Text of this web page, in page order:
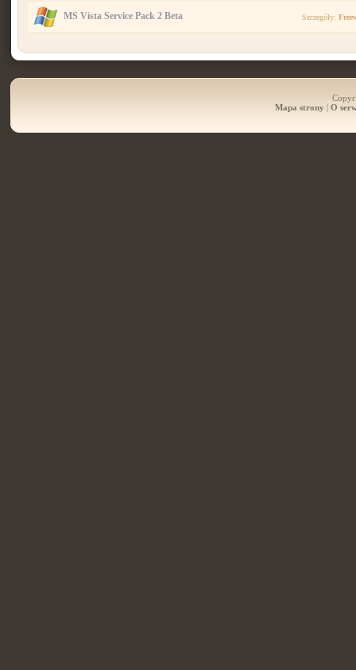
MS Vista Service Pack 2 Beta Szczegóły:
Mapa strony | O